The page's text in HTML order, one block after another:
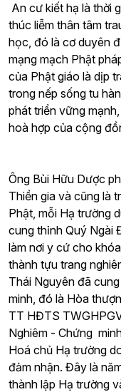
An cư kiết hạ là thời
thúc liễm thân tâm
học, đó là cơ duyên
mạng mạch Phật
của Phật giáo là dịp
trong nếp sống tu
phát triển vững
hoà hợp của cộng
Ông Bùi Hữu Dược
Thiền gia và cũng là
Phật, mỗi Hạ trường
cung thỉnh Quý Ngài
làm nơi y cứ cho
thành tựu trang
Thái Nguyên đã
minh, đó là Hòa
TT HĐTS
Nghiêm - Chứng
Hoá chủ Hạ trường
đảm nhận. Đây là
thành lập Hạ trường